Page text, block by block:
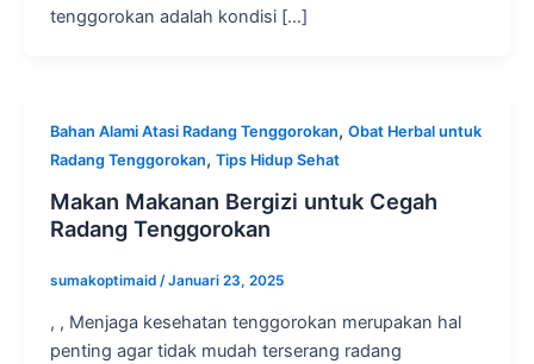
tenggorokan adalah kondisi […]
Bahan Alami Atasi Radang Tenggorokan, Obat Herbal untuk
Radang Tenggorokan, Tips Hidup Sehat
Makan Makanan Bergizi untuk Cegah
Radang Tenggorokan
sumakoptimaid /Januari 23, 2025
, , Menjaga kesehatan tenggorokan merupakan hal
penting agar tidak mudah terserang radang